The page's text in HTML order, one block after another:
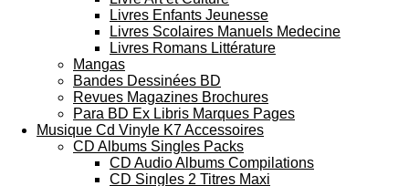
Livres Enfants Jeunesse
Livres Scolaires Manuels Medecine
Livres Romans Littérature
Mangas
Bandes Dessinées BD
Revues Magazines Brochures
Para BD Ex Libris Marques Pages
Musique Cd Vinyle K7 Accessoires
CD Albums Singles Packs
CD Audio Albums Compilations
CD Singles 2 Titres Maxi